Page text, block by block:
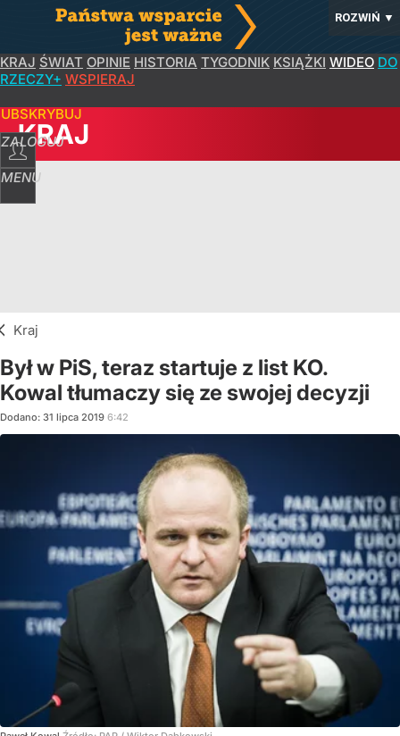
ROZWIŃ ▼
KRAJ ŚWIAT OPINIE HISTORIA TYGODNIK KSIĄŻKI WIDEO DO
RZECZY+ WSPIERAJ
ZALOGUJ
MENU
KRAJ
Kraj
Był w PiS, teraz startuje z list KO.
Kowal tłumaczy się ze swojej decyzji
Dodano: 31 lipca 2019 6:42